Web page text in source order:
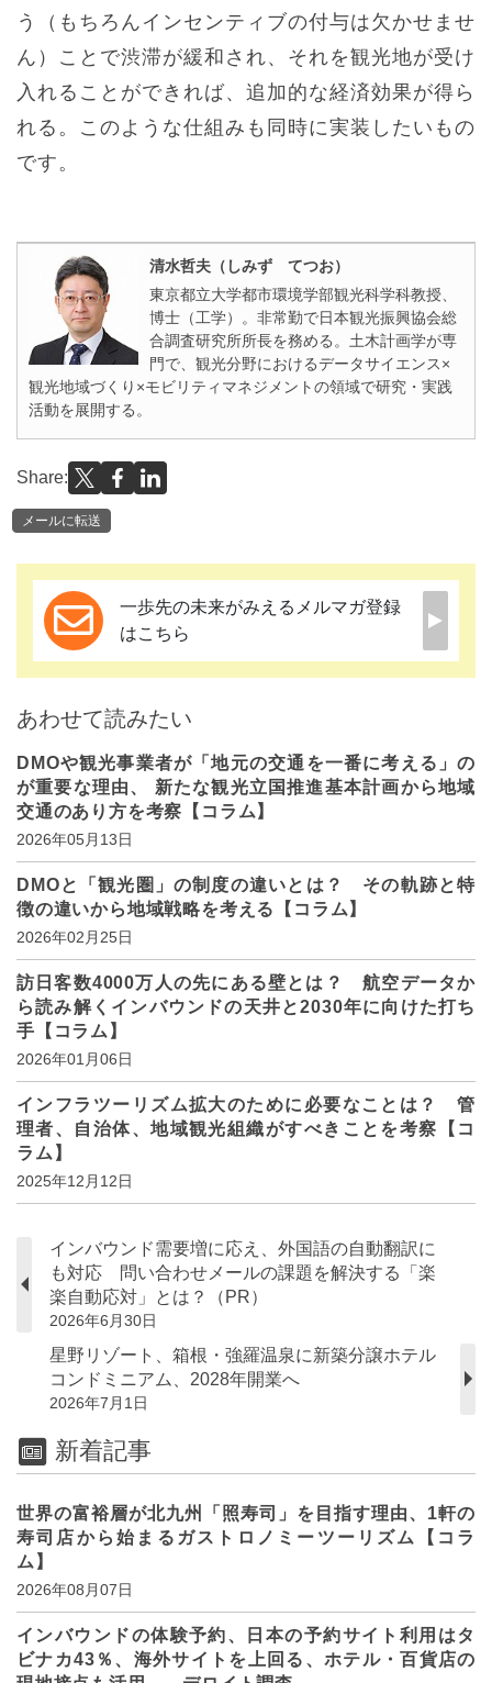
う（もちろんインセンティブの付与は欠かせませ
ん）ことで渋滞が緩和され、それを観光地が受け
入れることができれば、追加的な経済効果が得ら
れる。このような仕組みも同時に実装したいもの
です。
清水哲夫（しみず てつお）
東京都立大学都市環境学部観光科学科教授、
博士（工学）。非常勤で日本観光振興協会総
合調査研究所所長を務める。土木計画学が専
門で、観光分野におけるデータサイエンス×
観光地域づくり×モビリティマネジメントの領域で研究・実践
活動を展開する。
Share:
メールに転送
一歩先の未来がみえるメルマガ登録
はこちら
あわせて読みたい
DMOや観光事業者が「地元の交通を一番に考える」の
が重要な理由、 新たな観光立国推進基本計画から地域
交通のあり方を考察【コラム】
2026年05月13日
DMOと「観光圏」の制度の違いとは？ その軌跡と特
徴の違いから地域戦略を考える【コラム】
2026年02月25日
訪日客数4000万人の先にある壁とは？ 航空データか
ら読み解くインバウンドの天井と2030年に向けた打ち
手【コラム】
2026年01月06日
インフラツーリズム拡大のために必要なことは？ 管
理者、自治体、地域観光組織がすべきことを考察【コ
ラム】
2025年12月12日
インバウンド需要増に応え、外国語の自動翻訳に
も対応 問い合わせメールの課題を解決する「楽
楽自動応対」とは？（PR）
2026年6月30日
星野リゾート、箱根・強羅温泉に新築分譲ホテル
コンドミニアム、2028年開業へ
2026年7月1日
新着記事
世界の富裕層が北九州「照寿司」を目指す理由、1軒の
寿司店から始まるガストロノミーツーリズム【コラ
ム】
2026年08月07日
インバウンドの体験予約、日本の予約サイト利用はタ
ビナカ43％、海外サイトを上回る、ホテル・百貨店の